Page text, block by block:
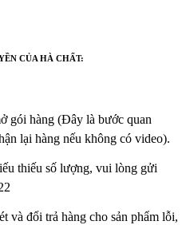
CỦA HÀ CHẤT:
gói hàng (Đây là bước quan
lại hàng nếu không có video).
thiếu số lượng, vui lòng gửi
và đổi trả hàng cho sản phẩm lỗi,